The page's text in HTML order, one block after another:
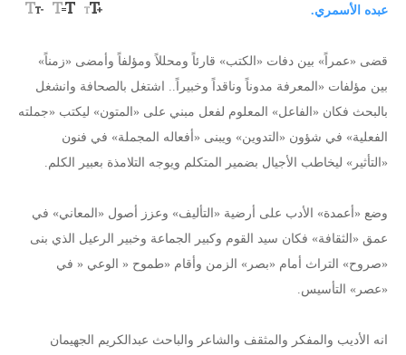
عبده الأسمري.
قضى «عمراً» بين دفات «الكتب» قارئاً ومحللاً ومؤلفاً وأمضى «زمناً»
بين مؤلفات «المعرفة مدوناً وناقداً وخبيراً.. اشتغل بالصحافة وانشغل
بالبحث فكان «الفاعل» المعلوم لفعل مبني على «المتون» ليكتب «جملته
الفعلية» في شؤون «التدوين» ويبنى «أفعاله المجملة» في فنون
«التأثير» ليخاطب الأجيال بضمير المتكلم ويوجه التلامذة بعبير الكلم.
وضع «أعمدة» الأدب على أرضية «التأليف» وعزز أصول «المعاني» في
عمق «الثقافة» فكان سيد القوم وكبير الجماعة وخبير الرعيل الذي بنى
«صروح» التراث أمام «بصر» الزمن وأقام «طموح « الوعي « في
«عصر» التأسيس.
انه الأديب والمفكر والمثقف والشاعر والباحث عبدالكريم الجهيمان